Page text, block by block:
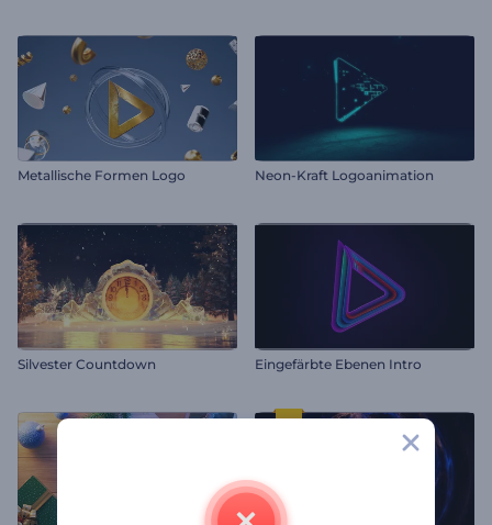
Metallische Formen Logo Neon-Kraft Logoanimation
Silvester Countdown Eingefärbte Ebenen Intro